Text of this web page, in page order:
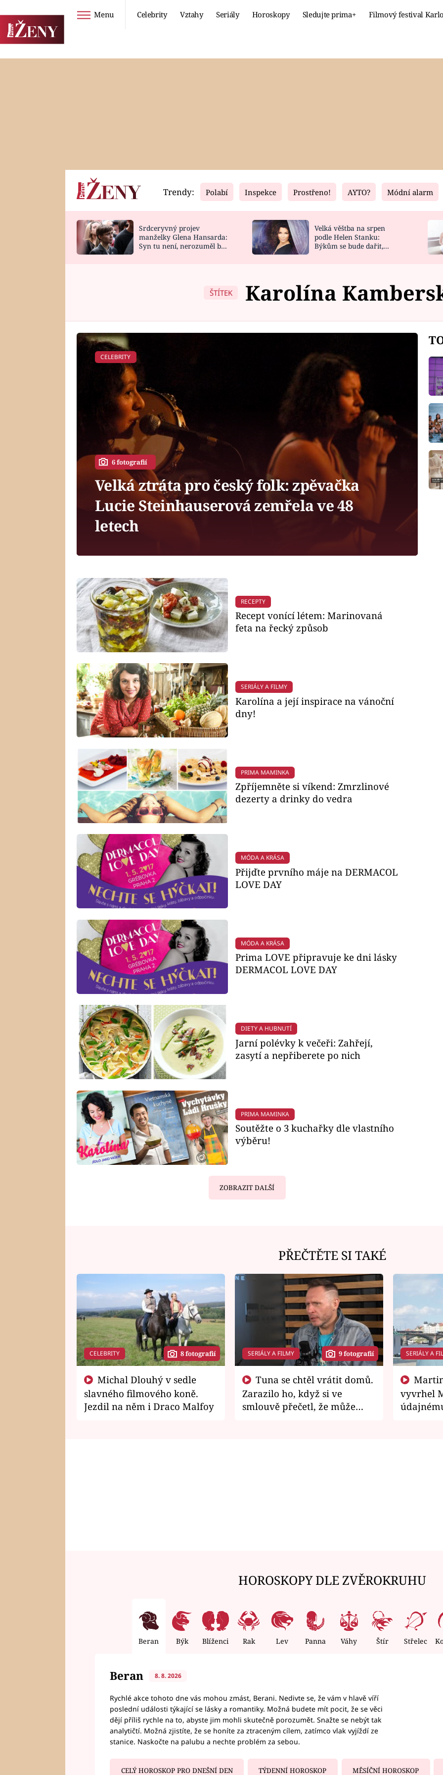
Menu Celebrity Vztahy Seriály Horoskopy Sledujte prima+ Filmový festival
Horoskopy
HOROSKOP NA
Video
CELEBRITY
VAŘENÍ
Fresh
NOVINKY
VIDEORECEPTY
Living
DESIGN
Trendy: Polabí Inspekce Prostřeno! AYTO? Módní alarm
Srdceryvný projev
manželky Glena Hansarda:
Syn tu není, nerozuměl by
Velká věštba na srpen
podle Helen Stanku:
Býkům se bude dařit,
ŠTÍTEK Karolína
CELEBRITY
6 fotografií
Velká ztráta pro český folk: zpěvačka
Lucie Steinhauserová zemřela ve 48
letech
RECEPTY
Recept vonící létem: Marinovaná
feta na řecký způsob
SERIÁLY A FILMY
Karolína a její inspirace na vánoční
dny!
PRIMA MAMINKA
Zpříjemněte si víkend: Zmrzlinové
dezerty a drinky do vedra
MÓDA A KRÁSA
Přijďte prvního máje na DERMACOL
LOVE DAY
MÓDA A KRÁSA
Prima LOVE připravuje ke dni lásky
DERMACOL LOVE DAY
DIETY A HUBNUTÍ
Jarní polévky k večeři: Zahřejí,
zasytí a nepřiberete po nich
PRIMA MAMINKA
Soutěžte o 3 kuchařky dle vlastního
výběru!
ZOBRAZIT DALŠÍ
PŘEČTĚTE SI TAKÉ
CELEBRITY 8 fotografií
slavného filmového koně.
Jezdil na něm i Draco Malfoy
SERIÁLY A FILMY 9 fotografií
Zarazilo ho, když si ve
smlouvě přečetl, že může
SERIÁLY A
vyvrhel
HOROSKOPY DLE ZVĚROKRUHU
Beran Býk Blíženci Rak Lev Panna Váhy Štír Střelec
Beran 8. 8. 2026
Rychlé akce tohoto dne vás mohou zmást, Berani. Nedivte se, že vám v hlavě víří
poslední události týkající se lásky a romantiky. Možná budete mít pocit, že se věci
dějí příliš rychle na to, abyste jim mohli skutečně porozumět. Snažte se nebýt tak
analytičtí. Možná zjistíte, že se honíte za ztraceným cílem, zatímco vlak vyjíždí ze
stanice. Naskočte na palubu a nechte problém za sebou.
CELÝ HOROSKOP PRO DNEŠNÍ DEN TÝDENNÍ HOROSKOP MĚSÍČNÍ HOROSKOP